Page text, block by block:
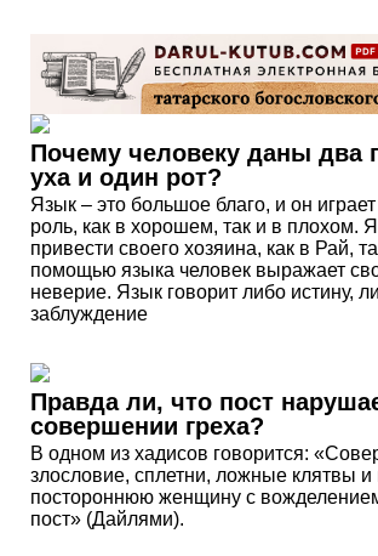
Почему человеку даны два
уха и один рот?
Язык – это большое благо, и он
роль, как в хорошем, так и в плохом.
привести своего хозяина, как в Рай,
помощью языка человек выражает
неверие. Язык говорит либо истину,
заблуждение
Правда ли, что пост
совершении греха?
В одном из хадисов говорится:
злословие, сплетни, ложные клятвы и
постороннюю женщину с
пост» (Дайлями).